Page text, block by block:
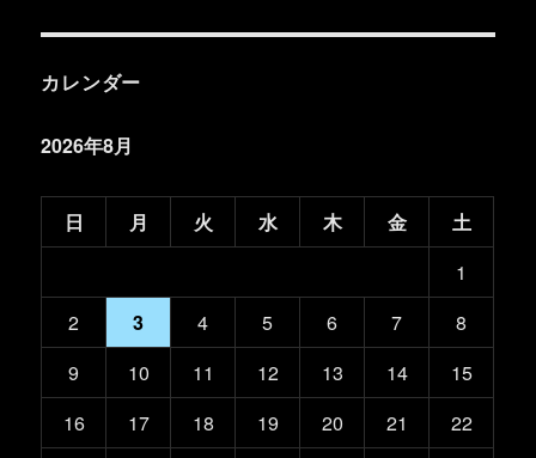
カレンダー
2026年8月
日 月 火 水 木 金
土
1
2
3 4 5 6 7
8
9
10 11 12 13 14
15
16
17 18 19 20 21
22